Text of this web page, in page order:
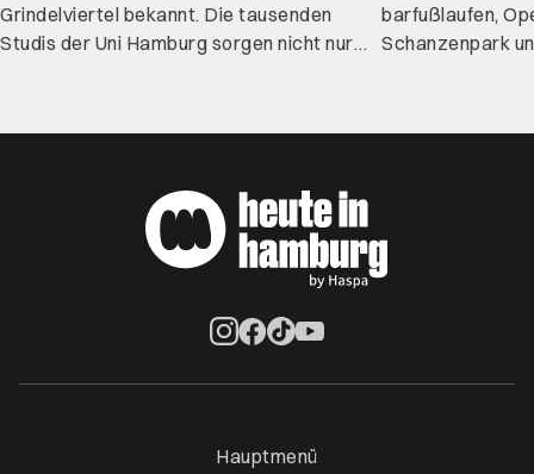
Grindelviertel bekannt. Die tausenden
Studis der Uni Hamburg sorgen nicht nur
internationale Vibe und frischen Wind in
barfußlaufen,
Schanzenpark
Apfelbäumen
Hauptmenü